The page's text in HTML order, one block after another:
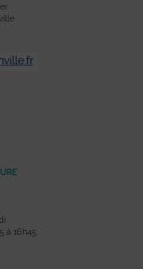
à 16h45